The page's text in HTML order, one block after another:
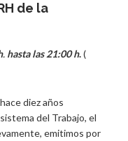
de la
.hasta las 21:00 h.(
diez años
del Trabajo, el
emitimos por